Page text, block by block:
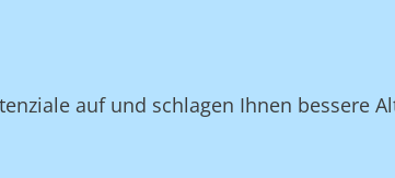
auf und schlagen Ihnen bessere